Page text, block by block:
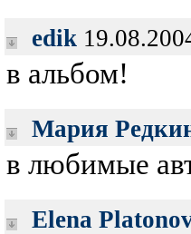
edik
в альбом!
Мария
в любимые
Elena